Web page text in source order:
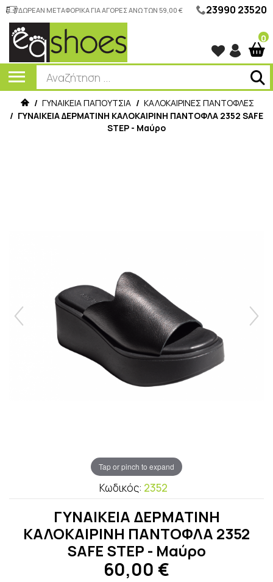
ΔΩΡΕΑΝ ΜΕΤΑΦΟΡΙΚΑ ΓΙΑ ΑΓΟΡΕΣ ΑΝΩ ΤΩΝ 59,00 € 23990 23520
0
/ ΓΥΝΑΙΚΕΙΑ ΠΑΠΟΥΤΣΙΑ / ΚΑΛΟΚΑΙΡΙΝΕΣ ΠΑΝΤΟΦΛΕΣ
/ ΓΥΝΑΙΚΕΙA ΔΕΡΜΑΤΙΝH ΚΑΛΟΚΑΙΡΙΝΗ ΠΑΝΤΟΦΛΑ 2352 SAFE
STEP - Μαύρο
Tap or pinch to expand
Κωδικός: 2352
ΓΥΝΑΙΚΕΙA ΔΕΡΜΑΤΙΝH
ΚΑΛΟΚΑΙΡΙΝΗ ΠΑΝΤΟΦΛΑ 2352
SAFE STEP - Μαύρο
60,00 €